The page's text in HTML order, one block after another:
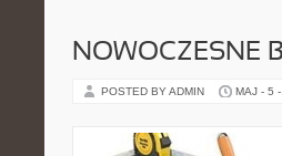
NOWOCZESNE
POSTED BY ADMIN MAJ - 5